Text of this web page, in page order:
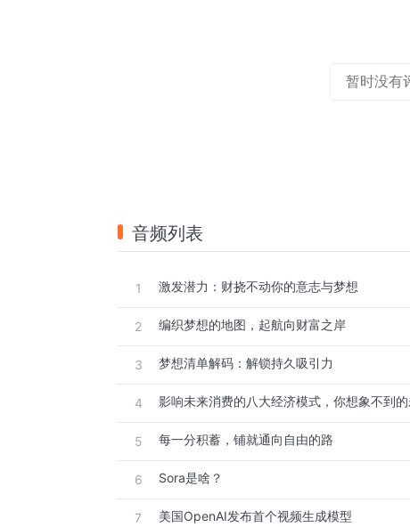
暂时没有
音频列表
1 激发潜力：财挠不动你的意志与梦想
2 编织梦想的地图，起航向财富之岸
3 梦想清单解码：解锁持久吸引力
4 影响未来消费的八大经济模式，你想象不到的
5 每一分积蓄，铺就通向自由的路
6 Sora是啥？
7 美国OpenAI发布首个视频生成模型